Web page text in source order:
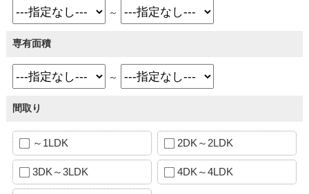
～
専有面積
～
間取り
～1LDK 2DK～2LDK
3DK～3LDK 4DK～4LDK